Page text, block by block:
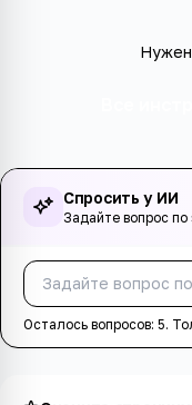
Нужен
Спросить у ИИ
Задайте вопрос по
Осталось вопросов: 5.